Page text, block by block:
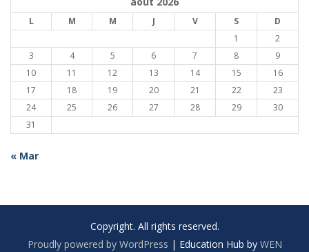
L M M J V S
D
1
2
3
4 5 6 7 8
9
10
11 12 13 14 15
16
17
18 19 20 21 22
23
24
25 26 27 28 29
30
31
« Mar
Copyright. All rights reserved.
Proudly powered by WordPress | Education Hub by WEN